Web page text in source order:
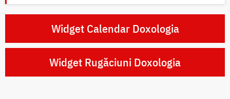
Widget Calendar Doxologia
Widget Rugăciuni Doxologia